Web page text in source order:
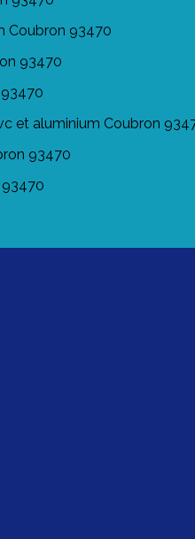
Coubron 93470
93470
et aluminium Coubron
93470